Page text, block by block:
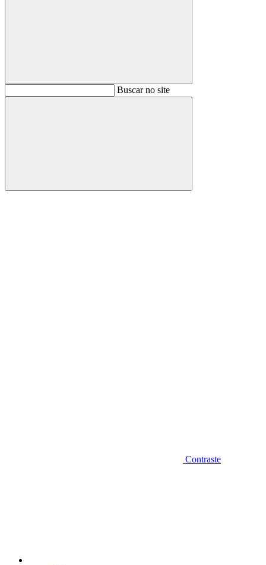
BuscarBuscar no site
Buscar
Contraste